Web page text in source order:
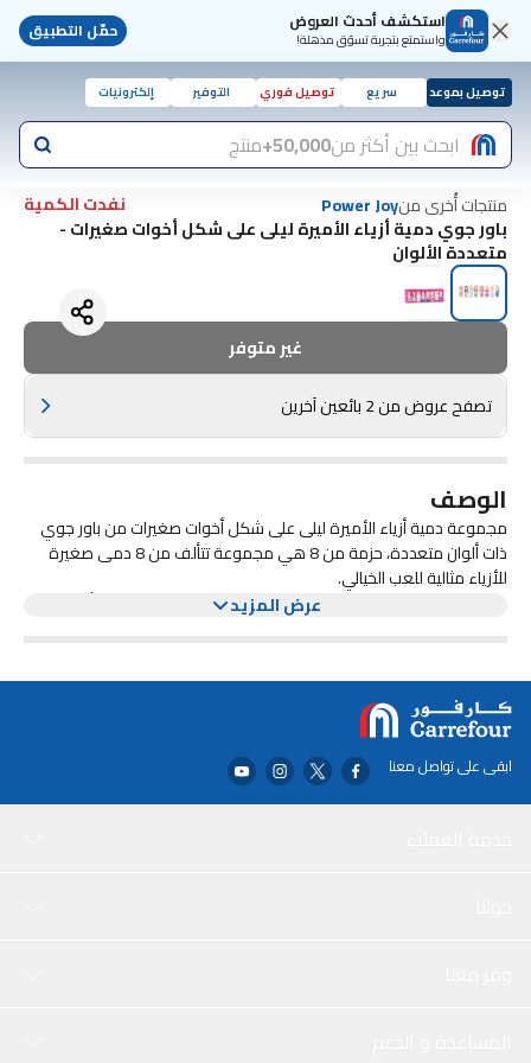
استكشف أحدث العروض
واستمتع بتجربة تسوّق مذهلة! حمّل التطبيق
توصيل بموعد سريع توصيل فوري التوفير إلكترونيات
ابحث بين أكثر من50,000+ منتج
منتجات أُخرى منPower Joy
نفدت الكمية
باور جوي دمية أزياء الأميرة ليلى على شكل أخوات صغيرات -
متعددة الألوان
غير متوفر
تصفح عروض من 2 بائعين آخرين
الوصف
مجموعة دمية أزياء الأميرة ليلى على شكل أخوات صغيرات من باور جوي
ذات ألوان متعددة، حزمة من 8 هي مجموعة تتألف من 8 دمى صغيرة
للأزياء مثالية للعب الخيالي.
تم تصميم كل دمية بشكل جميل مع ملابس زاهية ومفصلة، وتأتي
تم صنعها باستخدام مواد عالية الجودة وتم تصميمها لتدوم مما يضمن
ساعات من المرح واللعب. أضف هذه الدمى الجميلة إلى مجموعتك اليوم!
عرض المزيد
ابقى على تواصل معنا